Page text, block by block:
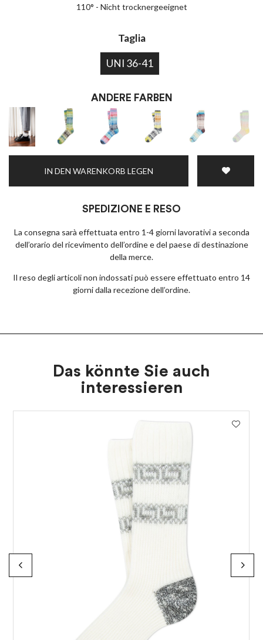
110° - Nicht trocknergeeignet
Taglia
UNI 36-41
ANDERE FARBEN
IN DEN WARENKORB LEGEN
SPEDIZIONE E RESO
La consegna sarà effettuata entro 1-4 giorni lavorativi a seconda
dell’orario del ricevimento dell’ordine e del paese di destinazione
della merce.
Il reso degli articoli non indossati può essere effettuato entro 14
giorni dalla recezione dell’ordine.
Das könnte Sie auch
interessieren